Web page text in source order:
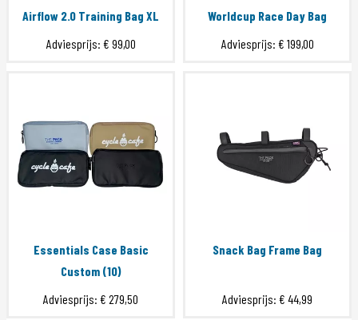
Airflow 2.0 Training Bag XL
Adviesprijs: € 99,00
Worldcup Race Day Bag
Adviesprijs: € 199,00
Essentials Case Basic
Custom (10)
Adviesprijs: € 279,50
Snack Bag Frame Bag
Adviesprijs: € 44,99